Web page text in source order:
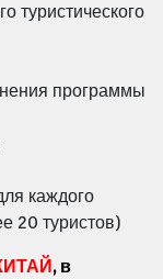
туристического
программы
каждого
20 туристов)
, в